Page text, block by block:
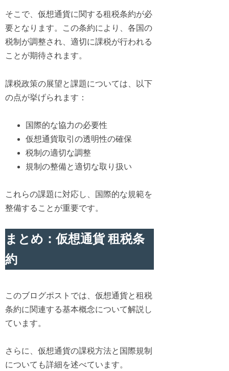
そこで、仮想通貨に関する租税条約が必
要となります。この条約により、各国の
税制が調整され、適切に課税が行われる
ことが期待されます。
課税政策の展望と課題については、以下
の点が挙げられます：
国際的な協力の必要性
仮想通貨取引の透明性の確保
税制の適切な調整
規制の整備と適切な取り扱い
これらの課題に対応し、国際的な規範を
整備することが重要です。
まとめ：仮想通貨 租税条
約
このブログポストでは、仮想通貨と租税
条約に関連する基本概念について解説し
ています。
さらに、仮想通貨の課税方法と国際規制
についても詳細を述べています。